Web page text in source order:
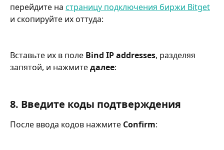
перейдите на страницу подключения биржи Bitget
и скопируйте их оттуда:
Вставьте их в поле Bind IP addresses, разделяя
запятой, и нажмите далее:
8. Введите коды подтверждения
После ввода кодов нажмите Confirm: